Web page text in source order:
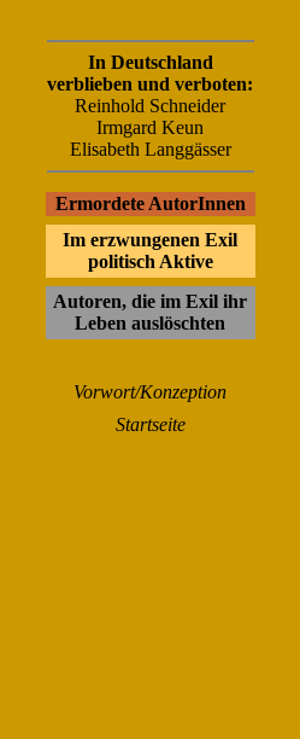
In Deutschland
verblieben und verboten:
Reinhold Schneider
Irmgard Keun
Elisabeth Langgässer
Ermordete AutorInnen
Im erzwungenen Exil
politisch Aktive
Autoren, die im Exil ihr
Leben auslöschten
Vorwort/Konzeption
Startseite